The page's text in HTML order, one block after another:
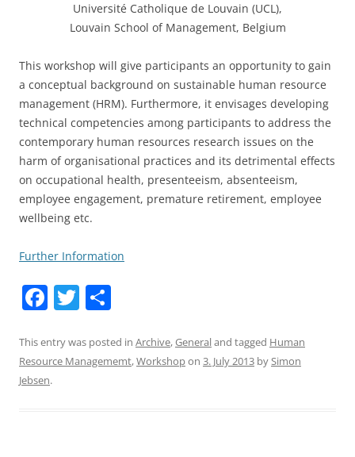
Université Catholique de Louvain (UCL),
Louvain School of Management, Belgium
This workshop will give participants an opportunity to gain
a conceptual background on sustainable human resource
management (HRM). Furthermore, it envisages developing
technical competencies among participants to address the
contemporary human resources research issues on the
harm of organisational practices and its detrimental effects
on occupational health, presenteeism, absenteeism,
employee engagement, premature retirement, employee
wellbeing etc.
Further Information
F
c
e
T
itt
er
ar
e
This entry was posted in Archive,Generaland tagged Human
Resource Managememt,Workshopon 3. July 2013 bySimon
Jebsen.